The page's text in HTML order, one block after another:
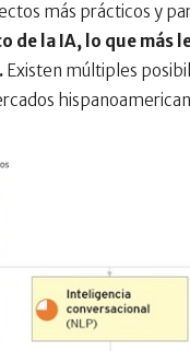
más prácticos y
de la IA, lo que más
Existen múltiples